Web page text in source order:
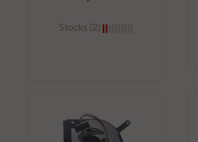
Stocks (2)
carrito